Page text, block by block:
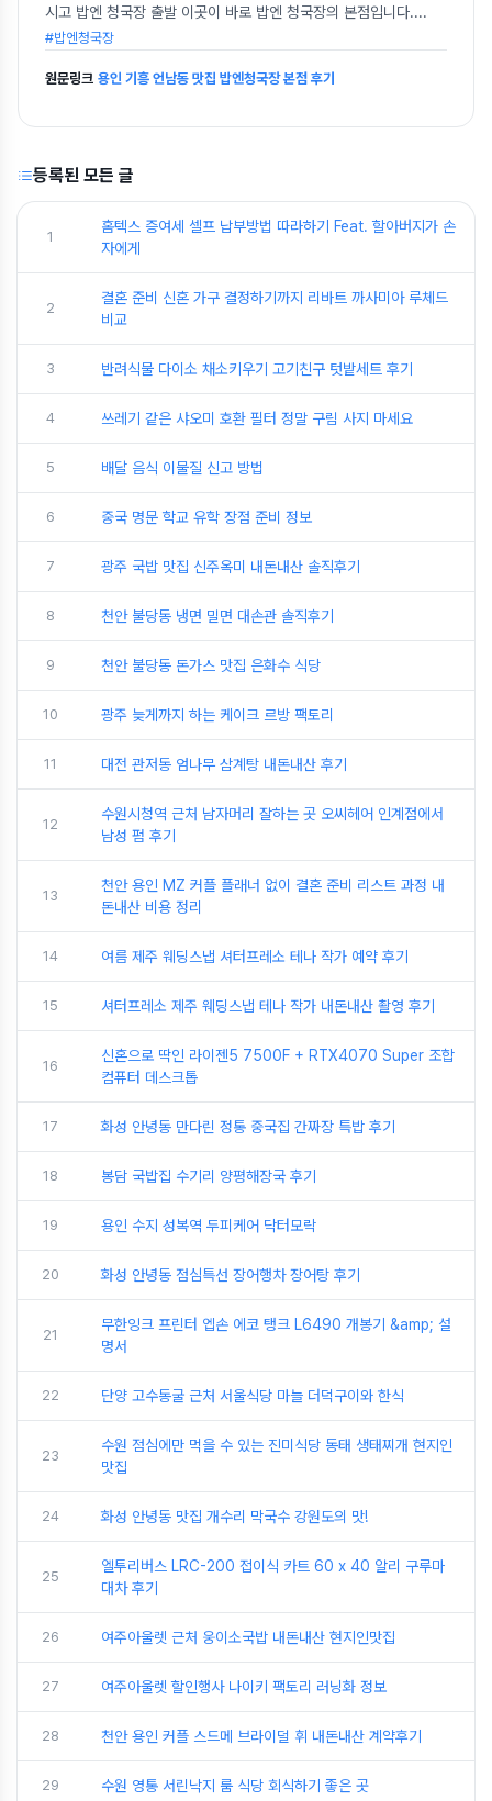
시고 밥엔 청국장 출발 이곳이 바로 밥엔 청국장의 본점입니다....
#밥엔청국장
원문링크 용인 기흥 언남동 맛집 밥엔청국장 본점 후기
등록된 모든 글
1
홈텍스 증여세 셀프 납부방법 따라하기 Feat. 할아버지가 손
자에게
2
결혼 준비 신혼 가구 결정하기까지 리바트 까사미아 루체드
비교
3 반려식물 다이소 채소키우기 고기친구 텃밭세트 후기
4 쓰레기 같은 샤오미 호환 필터 정말 구림 사지 마세요
5 배달 음식 이물질 신고 방법
6 중국 명문 학교 유학 장점 준비 정보
7 광주 국밥 맛집 신주옥미 내돈내산 솔직후기
8 천안 불당동 냉면 밀면 대손관 솔직후기
9 천안 불당동 돈가스 맛집 은화수 식당
10 광주 늦게까지 하는 케이크 르방 팩토리
11 대전 관저동 엄나무 삼계탕 내돈내산 후기
12
수원시청역 근처 남자머리 잘하는 곳 오씨헤어 인계점에서
남성 펌 후기
13
천안 용인 MZ 커플 플래너 없이 결혼 준비 리스트 과정 내
돈내산 비용 정리
14 여름 제주 웨딩스냅 셔터프레소 테나 작가 예약 후기
15 셔터프레소 제주 웨딩스냅 테나 작가 내돈내산 촬영 후기
16
신혼으로 딱인 라이젠5 7500F + RTX4070 Super 조합
컴퓨터 데스크톱
17 화성 안녕동 만다린 정통 중국집 간짜장 특밥 후기
18 봉담 국밥집 수기리 양평해장국 후기
19 용인 수지 성복역 두피케어 닥터모락
20 화성 안녕동 점심특선 장어행차 장어탕 후기
21
무한잉크 프린터 엡손 에코 탱크 L6490 개봉기 &amp; 설
명서
22 단양 고수동굴 근처 서울식당 마늘 더덕구이와 한식
23
수원 점심에만 먹을 수 있는 진미식당 동태 생태찌개 현지인
맛집
24 화성 안녕동 맛집 개수리 막국수 강원도의 맛!
25
엘투리버스 LRC-200 접이식 카트 60 x 40 알리 구루마
대차 후기
26 여주아울렛 근처 웅이소국밥 내돈내산 현지인맛집
27 여주아울렛 할인행사 나이키 팩토리 러닝화 정보
28 천안 용인 커플 스드메 브라이덜 휘 내돈내산 계약후기
29 수원 영통 서린낙지 룸 식당 회식하기 좋은 곳